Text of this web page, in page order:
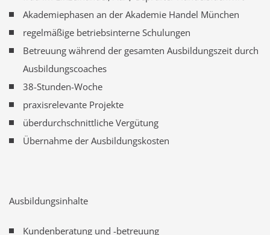
Akademiephasen an der Akademie Handel München
regelmäßige betriebsinterne Schulungen
Betreuung während der gesamten Ausbildungszeit durch
Ausbildungscoaches
38-Stunden-Woche
praxisrelevante Projekte
überdurchschnittliche Vergütung
Übernahme der Ausbildungskosten
Ausbildungsinhalte
Kundenberatung und -betreuung